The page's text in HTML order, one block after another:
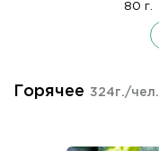
80 г.
Горячее 324г./чел.